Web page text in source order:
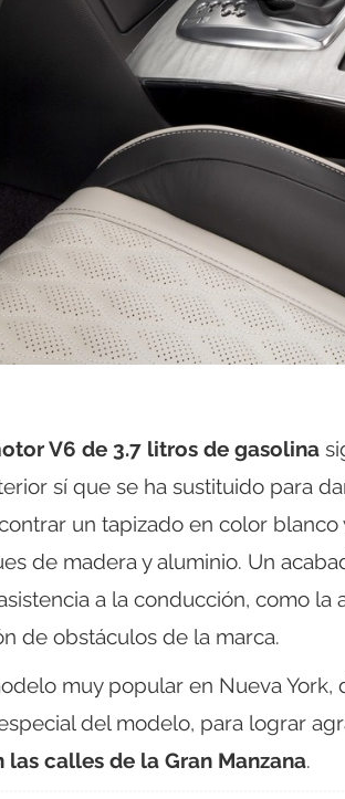
V6 de 3.7 litros de gasolina
sí que se ha sustituido para
un tapizado en color
de madera y aluminio. Un
a la conducción, como
de obstáculos de la marca.
muy popular en Nueva
del modelo, para lograr
las calles de la Gran Manzana.